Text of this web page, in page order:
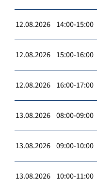
12.08.2026 14:00-15:00
12.08.2026 15:00-16:00
12.08.2026 16:00-17:00
13.08.2026 08:00-09:00
13.08.2026 09:00-10:00
13.08.2026 10:00-11:00